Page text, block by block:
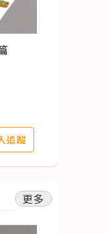
追蹤
更多